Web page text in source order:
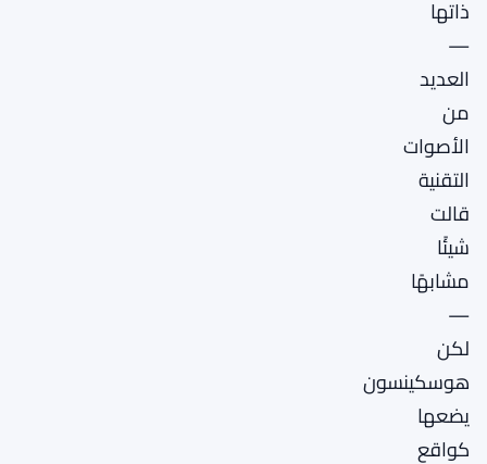
ذاتها
—
العديد
من
الأصوات
التقنية
قالت
شيئًا
مشابهًا
—
لكن
هوسكينسون
يضعها
كواقع